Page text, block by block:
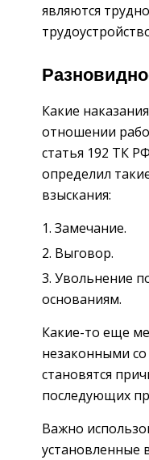
являются
Какие
отношении
статья 192 ТК
определил
взыскания:
Замечание.
Выговор.
Увольнение
основаниям.
Какие-то еще
незаконными
становятся
последующих
Важно
установленные